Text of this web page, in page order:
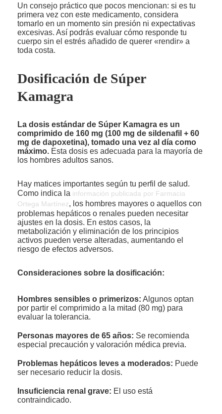
Un consejo práctico que pocos mencionan: si es tu
primera vez con este medicamento, considera
tomarlo en un momento sin presión ni expectativas
excesivas. Así podrás evaluar cómo responde tu
cuerpo sin el estrés añadido de querer «rendir» a
toda costa.
Dosificación de Súper
Kamagra
La dosis estándar de Súper Kamagra es un
comprimido de 160 mg (100 mg de sildenafil + 60
mg de dapoxetina), tomado una vez al día como
máximo. Esta dosis es adecuada para la mayoría de
los hombres adultos sanos.
Hay matices importantes según tu perfil de salud.
Como indica la información publicada por Farmacia
Ortega Martínez, los hombres mayores o aquellos con
problemas hepáticos o renales pueden necesitar
ajustes en la dosis. En estos casos, la
metabolización y eliminación de los principios
activos pueden verse alteradas, aumentando el
riesgo de efectos adversos.
Consideraciones sobre la dosificación:
Hombres sensibles o primerizos: Algunos optan
por partir el comprimido a la mitad (80 mg) para
evaluar la tolerancia.
Personas mayores de 65 años: Se recomienda
especial precaución y valoración médica previa.
Problemas hepáticos leves a moderados: Puede
ser necesario reducir la dosis.
Insuficiencia renal grave: El uso está
contraindicado.